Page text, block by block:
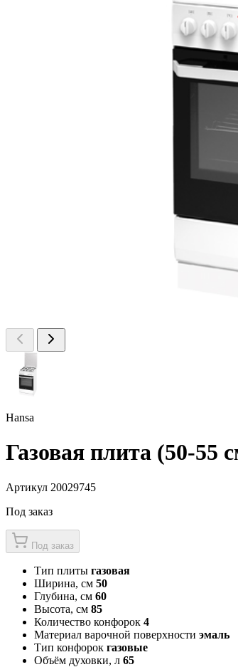
Hansa
Газовая плита (50-55
Артикул 20029745
Под заказ
Под заказ
Тип плиты газовая
Ширина, см 50
Глубина, см 60
Высота, см 85
Количество конфорок 4
Материал варочной поверхности эмаль
Тип конфорок газовые
Объём духовки, л 65